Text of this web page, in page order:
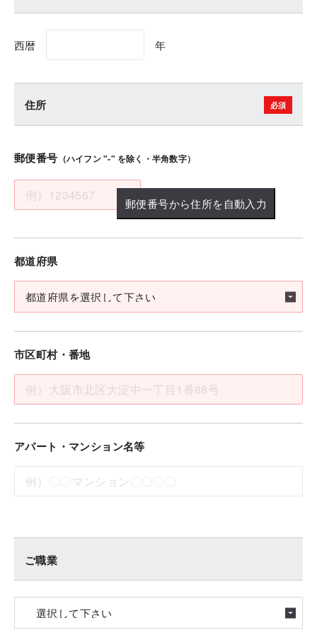
西暦 年
住所
郵便番号 （ハイフン "-" を除く・半角数字）
郵便番号から住所を自動入力
都道府県
市区町村・番地
アパート・マンション名等
ご職業